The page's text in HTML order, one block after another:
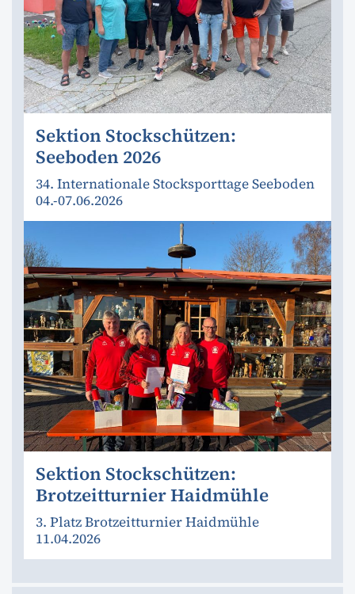
Sektion Stockschützen:
Seeboden 2026
34. Internationale Stocksporttage Seeboden
04.-07.06.2026
Sektion Stockschützen:
Brotzeitturnier Haidmühle
3. Platz Brotzeitturnier Haidmühle
11.04.2026